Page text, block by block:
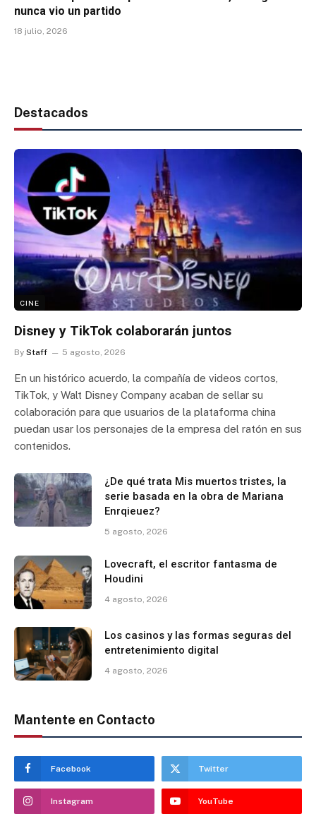
nunca vio un partido
18 julio, 2026
Destacados
CINE
Disney y TikTok colaborarán juntos
By Staff 5 agosto, 2026
En un histórico acuerdo, la compañía de videos cortos,
TikTok, y Walt Disney Company acaban de sellar su
colaboración para que usuarios de la plataforma china
puedan usar los personajes de la empresa del ratón en sus
contenidos.
¿De qué trata Mis muertos tristes, la
serie basada en la obra de Mariana
Enrqieuez?
5 agosto, 2026
Lovecraft, el escritor fantasma de
Houdini
4 agosto, 2026
Los casinos y las formas seguras del
entretenimiento digital
4 agosto, 2026
Mantente en Contacto
Facebook Twitter
Instagram YouTube